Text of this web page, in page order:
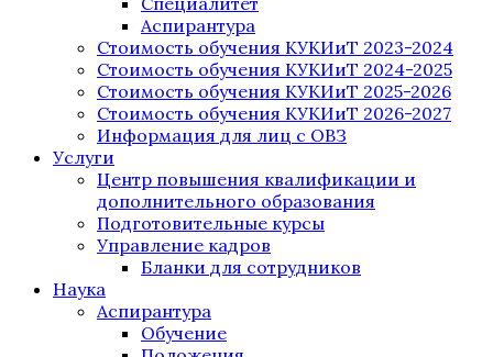
Аспирантура
Стоимость обучения КУКИиТ 2023-2024
Стоимость обучения КУКИиТ 2024-2025
Стоимость обучения КУКИиТ 2025-2026
Стоимость обучения КУКИиТ 2026-2027
Информация для лиц с ОВЗ
Услуги
Центр повышения квалификации и
дополнительного образования
Подготовительные курсы
Управление кадров
Бланки для сотрудников
Наука
Аспирантура
Обучение